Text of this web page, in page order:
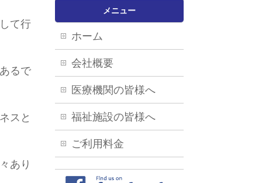
て行
るで
スと
あり
メニュー
ホーム
会社概要
医療機関の皆様へ
福祉施設の皆様へ
ご利用料金